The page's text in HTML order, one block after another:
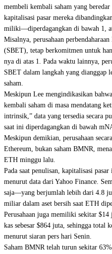
membeli kembali saham yang
kapitalisasi pasar mereka
miliki—diperdagangkan di bawah 1,
Misalnya, perusahaan
(SBET), tetap berkomitmen untuk
nya di atas 1. Pada waktu lainnya,
SBET dalam langkah yang dianggap
saham.
Meskipun Lee mengindikasikan
kembali saham di masa mendatang
intrinsik,” data yang tersedia secara
saat ini diperdagangkan di bawah
Meskipun demikian, perusahaan
Ethereum, bukan saham BMNR,
ETH minggu lalu.
Pada saat penulisan, kapitalisasi
menurut data dari Yahoo Finance.
saja—yang berjumlah lebih dari 4.8
miliar dalam aset bersih saat ETH
Perusahaan juga memiliki sekitar
kas sebesar $864 juta, sehingga total
menurut siaran pers hari Senin.
Saham BMNR telah turun sekitar